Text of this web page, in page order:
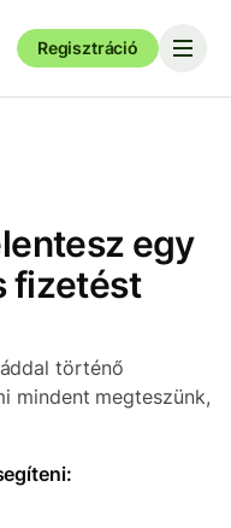
Regisztráció
egy
fizetést
történő
mindent megteszünk,